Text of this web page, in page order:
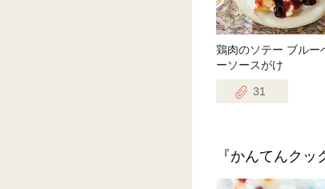
鶏肉のソテー ブルー
ーソースがけ
31
『かんてんク